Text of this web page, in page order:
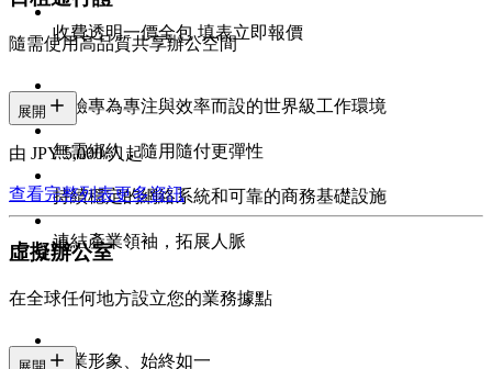
收費透明一價全包 填表立即報價
隨需使用高品質共享辦公空間
體驗專為專注與效率而設的世界級工作環境
無需綁約，隨用隨付更彈性
持續穩定的網絡系統和可靠的商務基礎設施
連結產業領袖，拓展人脈
展開
由 JPY 5,000/人起
查看完整列表更多資訊
虛擬辦公室
在全球任何地方設立您的業務據點
專業形象、始終如一